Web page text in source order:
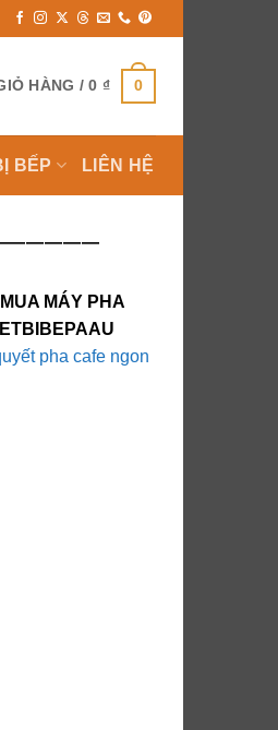
HÀNG /0 ₫ 0
BẾP LIÊN HỆ
MÁY PHA
pha cafe ngon